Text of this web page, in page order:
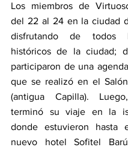
Los miembros de
del 22 al 24 en la ciudad
disfrutando de todos
históricos de la ciudad;
participaron de una
que se realizó en el
(antigua Capilla).
terminó su viaje en la
donde estuvieron
nuevo hotel Sofitel Barú